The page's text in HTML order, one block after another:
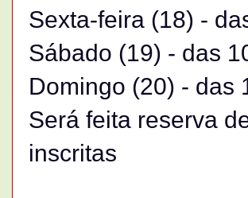
Sexta-feira (18) -
Sábado (19) - das
Domingo (20) - das
Será feita reserva
inscritas